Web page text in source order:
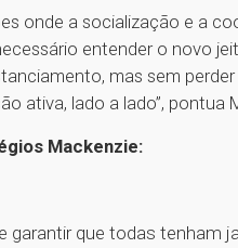
onde a socialização e a
entender o novo
mas sem
ativa, lado a lado”, pontua
Mackenzie:
garantir que todas tenham